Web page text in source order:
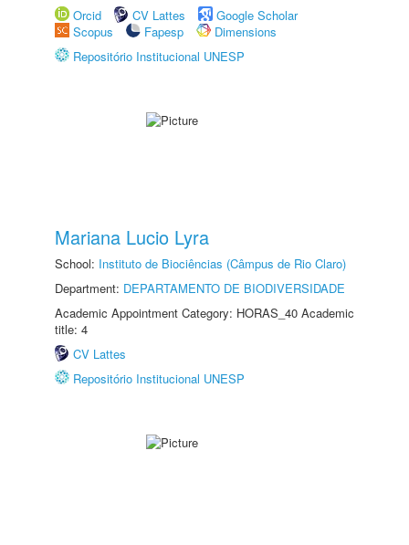
Orcid
CV Lattes
Google Scholar
Scopus
Fapesp
Dimensions
Repositório Institucional UNESP
Mariana Lucio Lyra
School: Instituto de Biociências (Câmpus de Rio Claro)
Department: DEPARTAMENTO DE BIODIVERSIDADE
Academic Appointment Category: HORAS_40 Academic
title: 4
CV Lattes
Repositório Institucional UNESP